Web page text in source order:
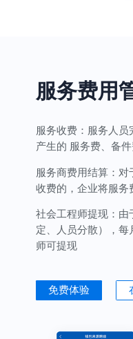
服务费用
服务收费： 服务人员
产生的 服务费、备
服务商费用结算： 对
收费的，企业将服务
社会工程师提现： 由
定、人员分散），
师可提现
免费体验